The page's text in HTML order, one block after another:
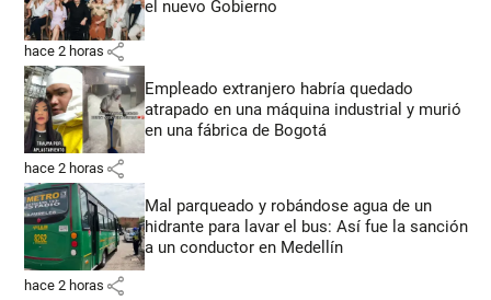
el nuevo Gobierno
hace 2 horas share
Empleado extranjero habría quedado
atrapado en una máquina industrial y murió
en una fábrica de Bogotá
hace 2 horas share
Mal parqueado y robándose agua de un
hidrante para lavar el bus: Así fue la sanción
a un conductor en Medellín
hace 2 horas share